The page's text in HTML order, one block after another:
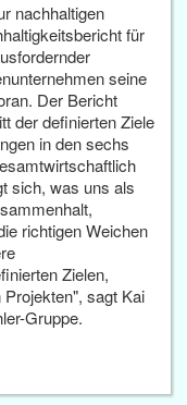
nachhaltigen
für
seine
Der Bericht
der definierten Ziele
in den sechs
sich, was uns als
richtigen Weichen
Zielen,
sagt Kai
Gruppe.